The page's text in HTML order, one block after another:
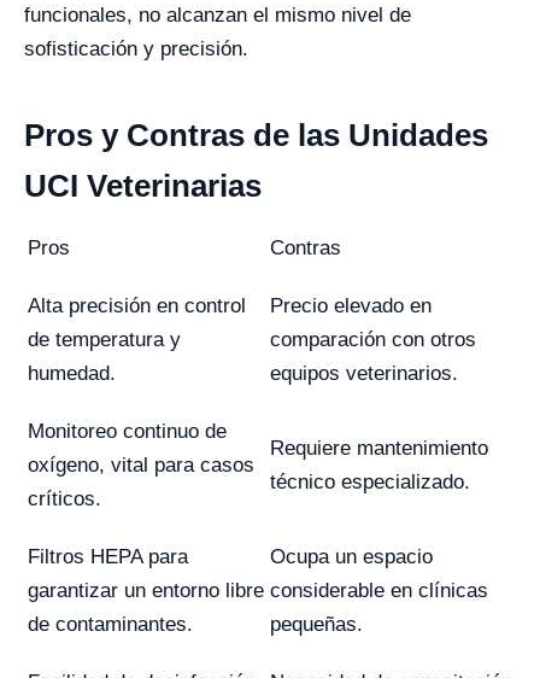
funcionales, no alcanzan el mismo nivel de
sofisticación y precisión.
Pros y Contras de las Unidades
UCI Veterinarias
Pros Contras
Alta precisión en control
de temperatura y
humedad.
Precio elevado en
comparación con otros
equipos veterinarios.
Monitoreo continuo de
oxígeno, vital para casos
críticos.
Requiere mantenimiento
técnico especializado.
Filtros HEPA para
garantizar un entorno libre
de contaminantes.
Ocupa un espacio
considerable en clínicas
pequeñas.